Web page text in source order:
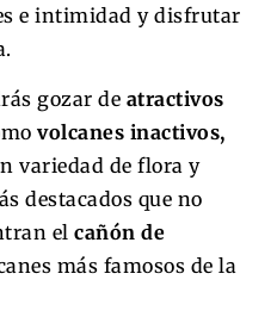
e intimidad y disfrutar
gozar de atractivos
volcanes inactivos,
variedad de flora y
destacados que no
el cañón de
más famosos de la